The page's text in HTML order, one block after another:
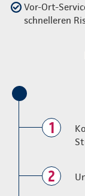
Vor-Ort-
schnelleren
1
2